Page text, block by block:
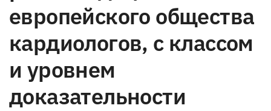
европейского общества
кардиологов, с классом
и уровнем
доказательности